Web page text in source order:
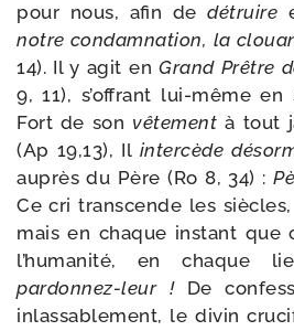
pour nous, afin dedétruire
notre condam­na­tion, la
14). Il y agit enGrand Prêtre
9, 11), s’offrant lui-​même
Fort de son vête­ment à tout
(Ap 19,13), Il inter­cède
auprès du Père (Ro 8, 34) :
Ce cri trans­cende les
mais en chaque ins­tant que
l’humanité, en chaque
pardonnez-​leur ! De
inlas­sa­ble­ment, le divin